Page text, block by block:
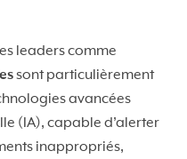
leaders comme
sont particulièrement
avancées
(IA), capable d’alerter
inappropriés,